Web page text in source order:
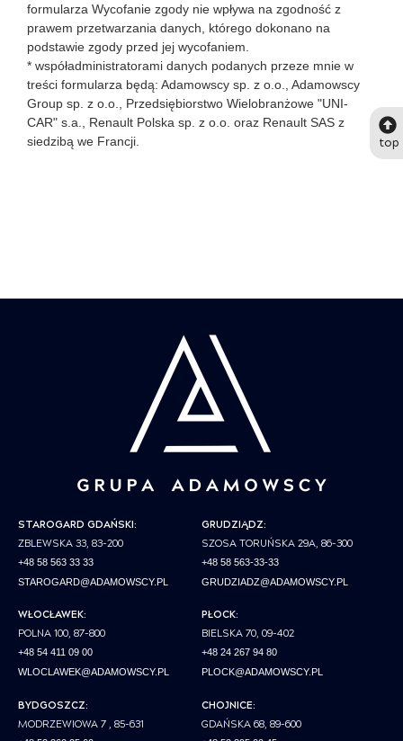
top
formularza Wycofanie zgody nie wpływa na zgodność z
prawem przetwarzania danych, którego dokonano na
podstawie zgody przed jej wycofaniem.
* współadministratorami danych podanych przeze mnie w
treści formularza będą: Adamowscy sp. z o.o., Adamowscy
Group sp. z o.o., Przedsiębiorstwo Wielobranżowe "UNI-
CAR" s.a., Renault Polska sp. z o.o. oraz Renault SAS z
siedzibą we Francji.
STAROGARD GDAŃSKI:
ZBLEWSKA 33, 83-200
+48 58 563 33 33
STAROGARD@ADAMOWSCY.PL
GRUDZIĄDZ:
SZOSA TORUŃSKA 29A, 86-300
+48 58 563-33-33
GRUDZIADZ@ADAMOWSCY.PL
WŁOCŁAWEK:
POLNA 100, 87-800
+48 54 411 09 00
WLOCLAWEK@ADAMOWSCY.PL
PŁOCK:
BIELSKA 70, 09-402
+48 24 267 94 80
PLOCK@ADAMOWSCY.PL
BYDGOSZCZ:
MODRZEWIOWA 7 , 85-631
CHOJNICE:
GDAŃSKA 68, 89-600